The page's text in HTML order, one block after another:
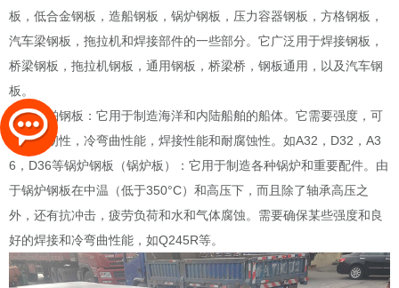
板，低合金钢板，造船钢板，锅炉钢板，压力容器钢板，方格钢板，
汽车梁钢板，拖拉机和焊接部件的一些部分。它广泛用于焊接钢板，
桥梁钢板，拖拉机钢板，通用钢板，桥梁桥，钢板通用，以及汽车钢
板。
船舶钢板：它用于制造海洋和内陆船舶的船体。它需要强度，可
塑性，韧性，冷弯曲性能，焊接性能和耐腐蚀性。如A32，D32，A3
6，D36等锅炉钢板（锅炉板）：它用于制造各种锅炉和重要配件。由
于锅炉钢板在中温（低于350°C）和高压下，而且除了轴承高压之
外，还有抗冲击，疲劳负荷和水和气体腐蚀。需要确保某些强度和良
好的焊接和冷弯曲性能，如Q245R等。